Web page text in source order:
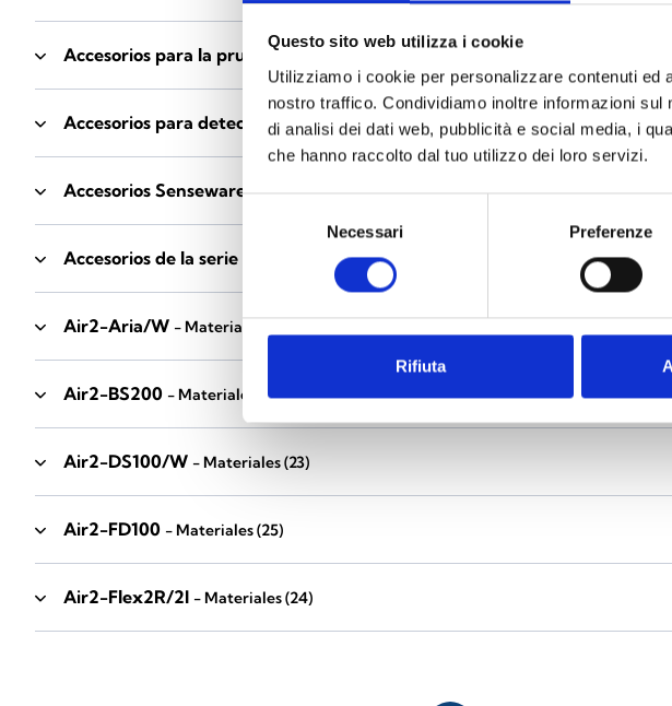
Questo sito web utilizza i cookie
Utilizziamo i cookie per personalizzare contenuti
nostro traffico. Condividiamo inoltre informazioni
di analisi dei dati web, pubblicità e social media, i
che hanno raccolto dal tuo utilizzo dei loro servizi.
Necessari Preferenze
Rifiuta
Accesorios para la prueba de detectores
Accesorios para detectores Enea - Materiales(35)
Accesorios Senseware - Materiales(2)
Accesorios de la serie Industrial - Materiales
Air2-Aria/W - Materiales
Air2-BS200 - Materiales (34)
Air2-DS100/W - Materiales(23)
Air2-FD100 - Materiales(25)
Air2-Flex2R/2I - Materiales(24)